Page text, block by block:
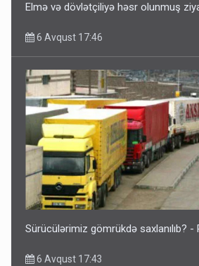
Elmə və dövlətçiliyə həsr olunmuş
6 Avqust 17:46
Sürücülərimiz gömrükdə saxlanılıb? -
6 Avqust 17:43